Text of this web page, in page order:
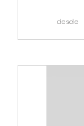
desde